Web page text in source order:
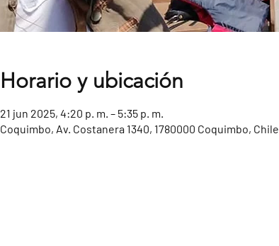
Horario y ubicación
21 jun 2025, 4:20 p. m. – 5:35 p. m.
Coquimbo, Av. Costanera 1340, 1780000 Coquimbo, Chile